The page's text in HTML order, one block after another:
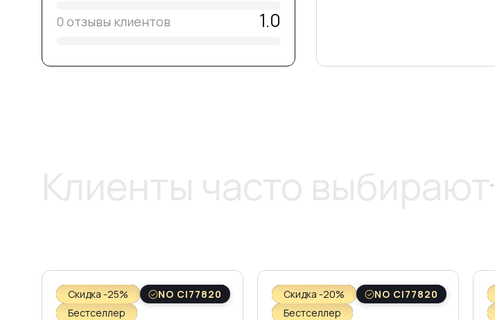
0 отзывы клиентов 1.0
Скидка -25%
NO CI77820
Бестселлер
Скидка -20%
NO CI77820
Бестселлер